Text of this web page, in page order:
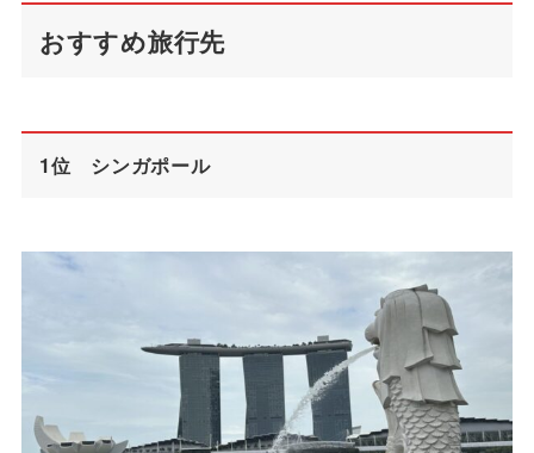
おすすめ旅行先
1位 シンガポール